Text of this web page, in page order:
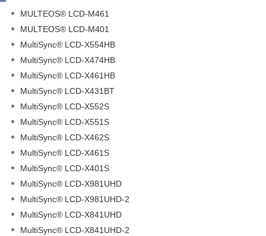
MULTEOS® LCD-M461
MULTEOS® LCD-M401
MultiSync® LCD-X554HB
MultiSync® LCD-X474HB
MultiSync® LCD-X461HB
MultiSync® LCD-X431BT
MultiSync® LCD-X552S
MultiSync® LCD-X551S
MultiSync® LCD-X462S
MultiSync® LCD-X461S
MultiSync® LCD-X401S
MultiSync® LCD-X981UHD
MultiSync® LCD-X981UHD-2
MultiSync® LCD-X841UHD
MultiSync® LCD-X841UHD-2